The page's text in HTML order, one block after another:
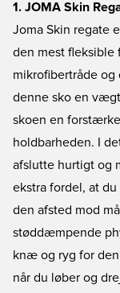
1. JOMA Skin
Joma Skin regate
den mest fleksible
mikrofibertråde og
denne sko en
skoen en
holdbarheden. I
afslutte hurtigt og
ekstra fordel, at
den afsted mod
støddæmpende
knæ og ryg for
når du løber og